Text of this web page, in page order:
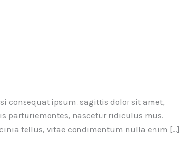
consequat ipsum, sagittis dolor sit amet,
parturiemontes, nascetur ridiculus mus.
tellus, vitae condimentum nulla enim […]